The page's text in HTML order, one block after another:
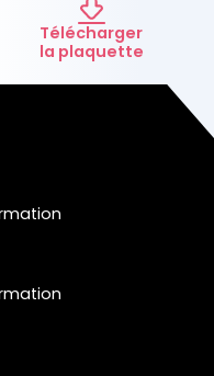
Télécharger
la plaquette